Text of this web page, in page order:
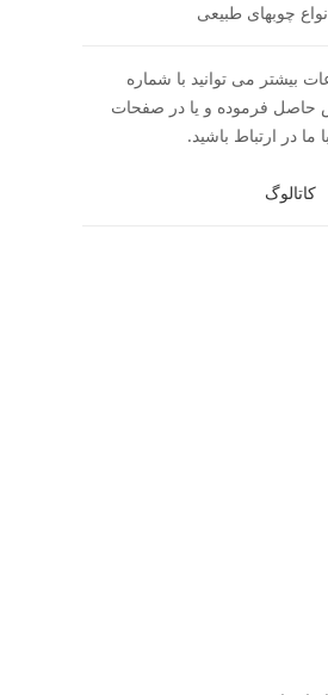
چوبهای طبیعی
بیشتر می توانید با شماره
تماس حاصل فرموده و یا در صفحات
ما در ارتباط باشید.
کاتالوگ